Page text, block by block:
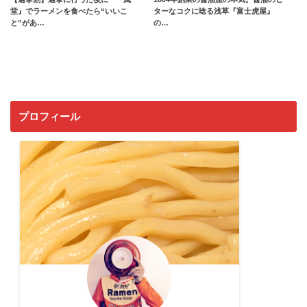
堂』でラーメンを食べたら“いいこ
と”があ…
ターなコクに唸る浅草『富士虎屋』
の…
プロフィール